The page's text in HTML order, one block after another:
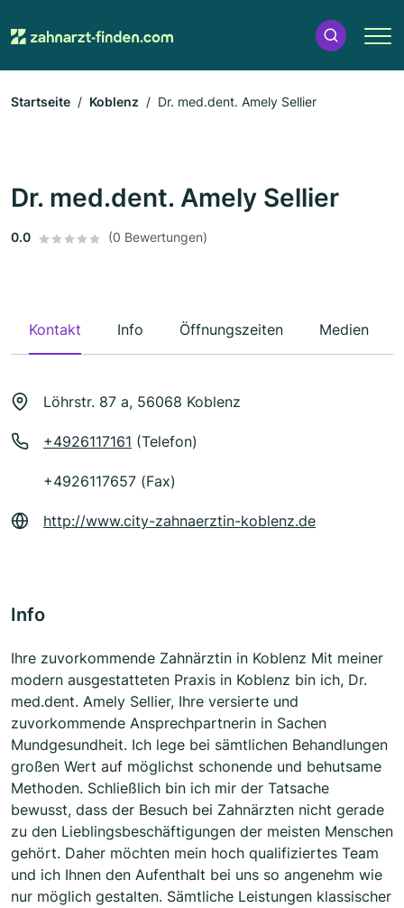
Startseite Koblenz Dr. med.dent. Amely Sellier
Dr. med.dent. Amely Sellier
0.0 (0 Bewertungen)
Kontakt Info Öffnungszeiten Medien
Löhrstr. 87 a, 56068 Koblenz
+4926117161 (Telefon)
+4926117657 (Fax)
http://www.city-zahnaerztin-koblenz.de
Info
Ihre zuvorkommende Zahnärztin in Koblenz Mit meiner
modern ausgestatteten Praxis in Koblenz bin ich, Dr.
med.dent. Amely Sellier, Ihre versierte und
zuvorkommende Ansprechpartnerin in Sachen
Mundgesundheit. Ich lege bei sämtlichen Behandlungen
großen Wert auf möglichst schonende und behutsame
Methoden. Schließlich bin ich mir der Tatsache
bewusst, dass der Besuch bei Zahnärzten nicht gerade
zu den Lieblingsbeschäftigungen der meisten Menschen
gehört. Daher möchten mein hoch qualifiziertes Team
und ich Ihnen den Aufenthalt bei uns so angenehm wie
nur möglich gestalten. Sämtliche Leistungen klassischer